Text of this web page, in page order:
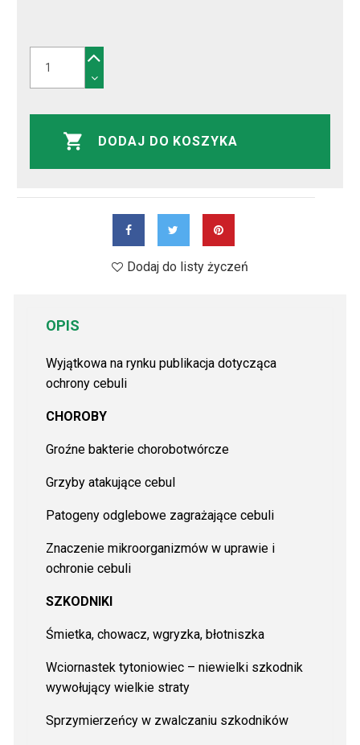
DODAJ DO KOSZYKA
Dodaj do listy życzeń
OPIS
Wyjątkowa na rynku publikacja dotycząca
ochrony cebuli
CHOROBY
Groźne bakterie chorobotwórcze
Grzyby atakujące cebul
Patogeny odglebowe zagrażające cebuli
Znaczenie mikroorganizmów w uprawie i
ochronie cebuli
SZKODNIKI
Śmietka, chowacz, wgryzka, błotniszka
Wciornastek tytoniowiec – niewielki szkodnik
wywołujący wielkie straty
Sprzymierzeńcy w zwalczaniu szkodników